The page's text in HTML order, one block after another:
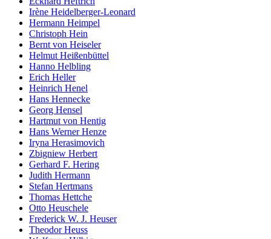
Irène Heidelberger-Leonard
Hermann Heimpel
Christoph Hein
Bernt von Heiseler
Helmut Heißenbüttel
Hanno Helbling
Erich Heller
Heinrich Henel
Hans Hennecke
Georg Hensel
Hartmut von Hentig
Hans Werner Henze
Iryna Herasimovich
Zbigniew Herbert
Gerhard F. Hering
Judith Hermann
Stefan Hertmans
Thomas Hettche
Otto Heuschele
Frederick W. J. Heuser
Theodor Heuss